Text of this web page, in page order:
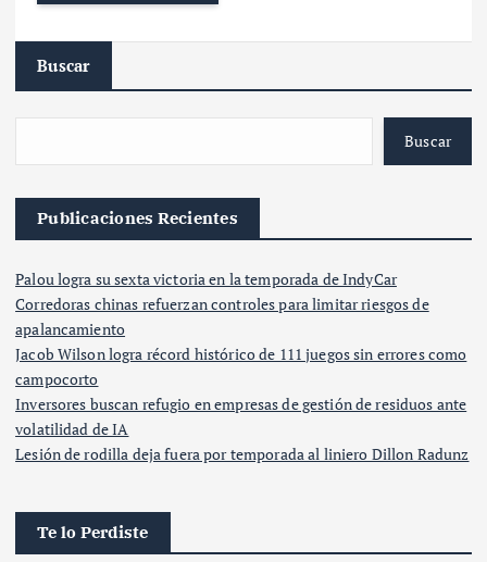
Buscar
Buscar
Publicaciones Recientes
Palou logra su sexta victoria en la temporada de IndyCar
Corredoras chinas refuerzan controles para limitar riesgos de
apalancamiento
Jacob Wilson logra récord histórico de 111 juegos sin errores como
campocorto
Inversores buscan refugio en empresas de gestión de residuos ante
volatilidad de IA
Lesión de rodilla deja fuera por temporada al liniero Dillon Radunz
Te lo Perdiste